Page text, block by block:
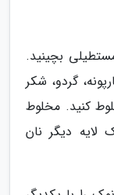
بچینید.
گردو، شکر
کنید. مخلوط
لایه دیگر نان